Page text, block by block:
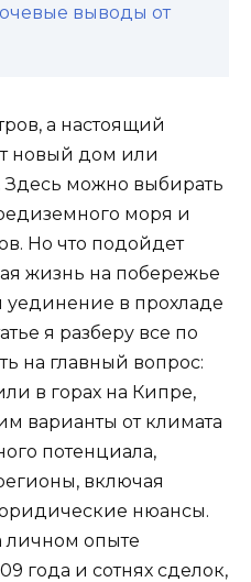
выводы от
а настоящий
новый дом или
можно выбирать
моря и
Но что подойдет
жизнь на побережье
уединение в прохладе
я разберу все по
на главный вопрос:
в горах на Кипре,
варианты от климата
потенциала,
включая
нюансы.
личном опыте
года и сотнях сделок,